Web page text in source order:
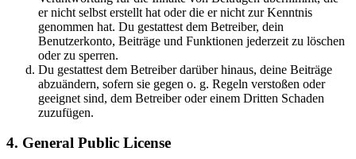
er nicht selbst erstellt hat oder die er nicht zur Kenntnis
genommen hat. Du gestattest dem Betreiber, dein
Benutzerkonto, Beiträge und Funktionen jederzeit zu löschen
oder zu sperren.
Du gestattest dem Betreiber darüber hinaus, deine Beiträge
abzuändern, sofern sie gegen o. g. Regeln verstoßen oder
geeignet sind, dem Betreiber oder einem Dritten Schaden
zuzufügen.
4. General Public License